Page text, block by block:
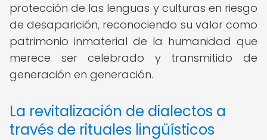
protección de las lenguas y culturas en riesgo
de desaparición, reconociendo su valor como
patrimonio inmaterial de la humanidad que
merece ser celebrado y transmitido de
generación en generación.
La revitalización de dialectos a
través de rituales lingüísticos